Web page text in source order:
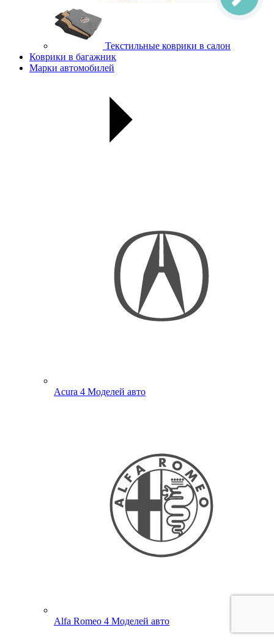
Текстильные коврики в салон
Коврики в багажник
Марки автомобилей
Acura 4 Моделей авто
Alfa Romeo 4 Моделей авто